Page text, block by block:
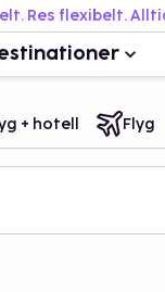
Res flexibelt.
+ hotell Flyg